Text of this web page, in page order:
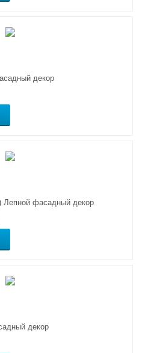
декор
Лепной фасадный декор
декор